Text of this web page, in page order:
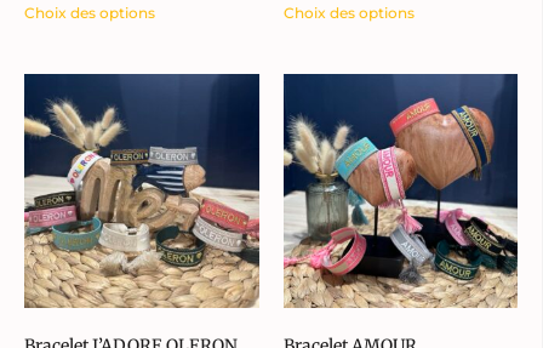
Choix des options Choix des options